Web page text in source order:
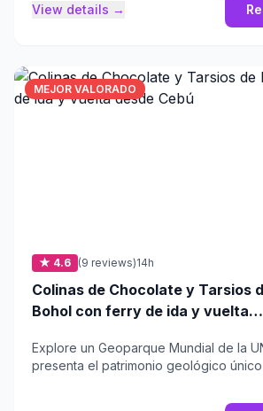
View details →
MEJOR VALORADO
★ 4.6 (9 reviews)14h
Colinas de Chocolate y Tarsios
Bohol con ferry de ida y vuelta
Explore un Geoparque Mundial de la
presenta el patrimonio geológico